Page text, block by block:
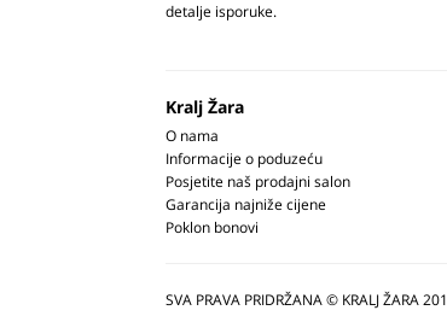
detalje isporuke.
Kralj Žara
O nama
Informacije o poduzeću
Posjetite naš prodajni salon
Garancija najniže cijene
Poklon bonovi
SVA PRAVA PRIDRŽANA © KRALJ ŽARA